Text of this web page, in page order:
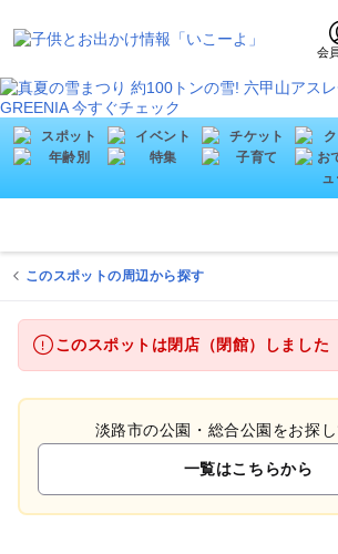
会
このスポットの周辺から探す
このスポットは閉店（閉館）しました
淡路市の公園・総合公園をお探
一覧はこちらから